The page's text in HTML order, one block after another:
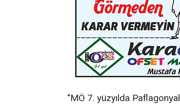
"MÖ 7. yüzyılda